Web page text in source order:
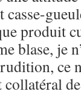
produit
blase, je
ce
collatéral